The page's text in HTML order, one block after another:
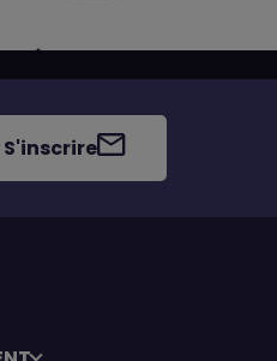
S'inscrire